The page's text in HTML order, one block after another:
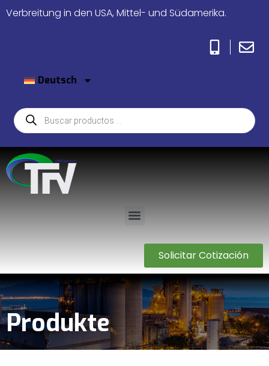
Verbreitung in den USA, Mittel- und Südamerika.
Deutsch
Solicitar Cotización
Produkte